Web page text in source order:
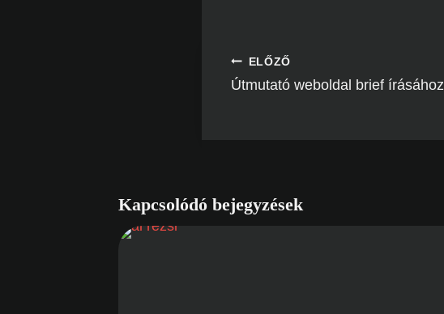
Bejegyzés
ELŐZŐ
Útmutató weboldal brief írásához
Kapcsolódó bejegyzések